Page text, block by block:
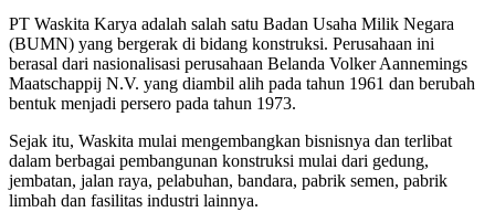
PT Waskita Karya adalah salah satu Badan Usaha Milik Negara
(BUMN) yang bergerak di bidang konstruksi. Perusahaan ini
berasal dari nasionalisasi perusahaan Belanda Volker Aannemings
Maatschappij N.V. yang diambil alih pada tahun 1961 dan berubah
bentuk menjadi persero pada tahun 1973.
Sejak itu, Waskita mulai mengembangkan bisnisnya dan terlibat
dalam berbagai pembangunan konstruksi mulai dari gedung,
jembatan, jalan raya, pelabuhan, bandara, pabrik semen, pabrik
limbah dan fasilitas industri lainnya.